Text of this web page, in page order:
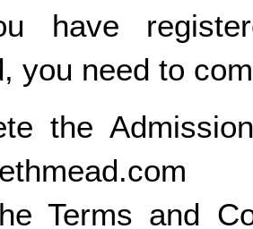
have
you need to
the
Terms and